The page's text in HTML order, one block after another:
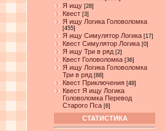
Я ищу [28]
Квест [3]
Я ищу Логика Головоломка
[455]
Я ищу Симулятор Логика [17]
Квест Симулятор Логика [0]
Я ищу Три в ряд [2]
Квест Головоломка [36]
Я ищу Логика Головоломка
Три в ряд [88]
Квест Приключения [48]
Квест Я ищу Логика
Головоломка Перевод
Старого Пса [6]
СТАТИСТИКА